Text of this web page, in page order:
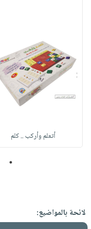
أتعلم وأركب .. كلم
1
لائحة بالمواضيع: